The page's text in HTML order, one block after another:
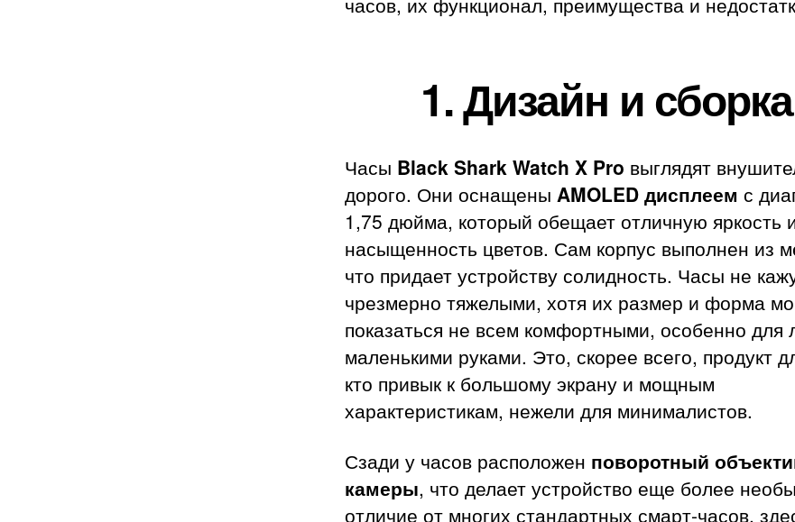
1.Дизайн и сборка
Часы Black Shark Watch X Pro выглядят
дорого. Они оснащены AMOLED дисплеем с
1,75 дюйма, который обещает отличную яркость
насыщенность цветов. Сам корпус выполнен из
что придает устройству солидность. Часы не
чрезмерно тяжелыми, хотя их размер и форма
показаться не всем комфортными, особенно для
маленькими руками. Это, скорее всего, продукт
кто привык к большому экрану и мощным
характеристикам, нежели для минималистов.
Сзади у часов расположен поворотный
камеры, что делает устройство еще более
отличие от многих стандартных смарт-часов,